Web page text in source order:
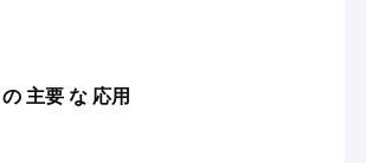
主要 な 応用